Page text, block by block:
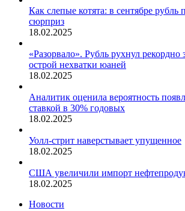
Как слепые котята: в сентябре рубль
сюрприз
18.02.2025
«Разорвало». Рубль рухнул рекордно
острой нехватки юаней
18.02.2025
Аналитик оценила вероятность
ставкой в 30% годовых
18.02.2025
Уолл-стрит наверстывает упущенное
18.02.2025
США увеличили импорт
18.02.2025
Новости